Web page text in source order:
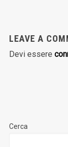
LEAVE A
Devi essere
Cerca